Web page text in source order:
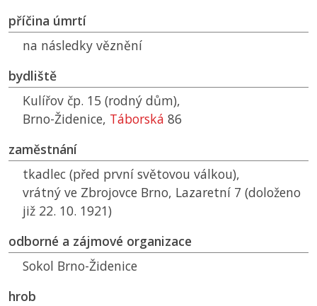
příčina úmrtí
na následky věznění
bydliště
Kulířov čp. 15 (rodný dům),
Brno-Židenice, Táborská 86
zaměstnání
tkadlec (před první světovou válkou),
vrátný ve Zbrojovce Brno, Lazaretní 7 (doloženo
již 22. 10. 1921)
odborné a zájmové organizace
Sokol Brno-Židenice
hrob